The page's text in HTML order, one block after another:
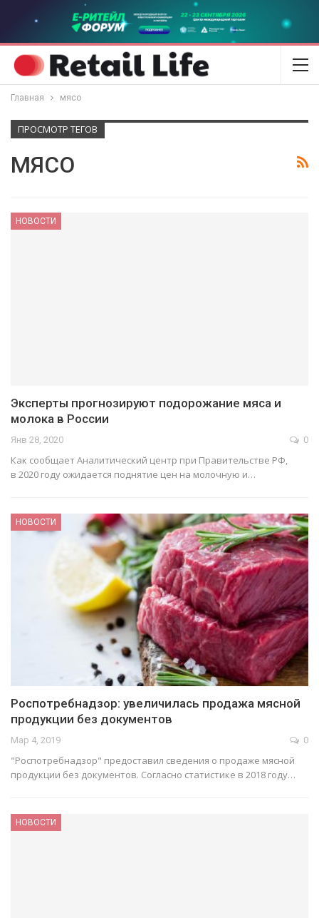
Главная мясо
ПРОСМОТР ТЕГОВ
МЯСО
НОВОСТИ
Эксперты прогнозируют подорожание мяса и
молока в России
Янв 28, 2020 0
Как сооб­щает Ана­ли­ти­че­ский центр при Пра­ви­тельстве РФ,
в 2020 году ожи­да­ется под­ня­тие цен на молоч­ную и…
НОВОСТИ
Роспотребнадзор: увеличилась продажа мясной
продукции без документов
Мар 4, 2019 0
"Роспотребнадзор" предоставил сведения о продаже мясной
продукции без документов. Согласно статистике в 2018 году…
НОВОСТИ